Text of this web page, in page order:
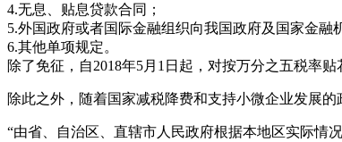
4.无息、贴息贷款合同；
5.外国政府或者国际金融组织向我国政府及国家金融
6.其他单项规定。
除了免征，自2018年5月1日起，对按万分之五税率
除此之外，随着国家减税降费和支持小微企业发展
“由省、自治区、直辖市人民政府根据本地区实际情